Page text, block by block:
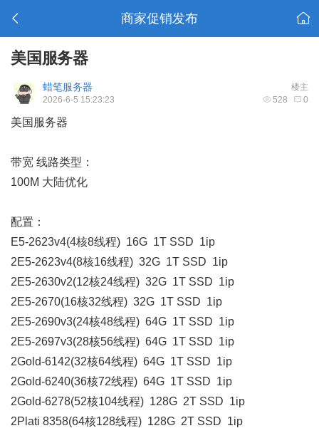
商家促销发布
美国服务器
楼主
蜡笔服务器
528 0
2026-6-5 15:23:23
美国服务器
带宽 线路类型：
100M 大陆优化
配置：
E5-2623v4(4核8线程) 16G 1T SSD 1ip
2E5-2623v4(8核16线程) 32G 1T SSD 1ip
2E5-2630v2(12核24线程) 32G 1T SSD 1ip
2E5-2670(16核32线程) 32G 1T SSD 1ip
2E5-2690v3(24核48线程) 64G 1T SSD 1ip
2E5-2697v3(28核56线程) 64G 1T SSD 1ip
2Gold-6142(32核64线程) 64G 1T SSD 1ip
2Gold-6240(36核72线程) 64G 1T SSD 1ip
2Gold-6278(52核104线程) 128G 2T SSD 1ip
2Plati 8358(64核128线程) 128G 2T SSD 1ip